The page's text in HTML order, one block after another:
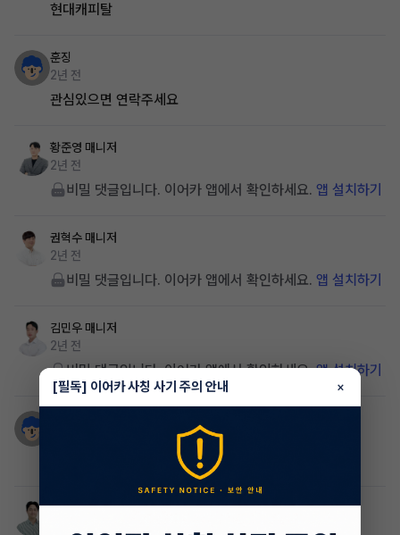
현대캐피탈
훈징
2년 전
관심있으면 연락주세요
황준영 매니저
2년 전
비밀 댓글입니다. 이어카 앱에서 확인하세요. 앱 설치하기
권혁수 매니저
2년 전
비밀 댓글입니다. 이어카 앱에서 확인하세요. 앱 설치하기
김민우 매니저
2년 전
비밀 댓글입니다. 이어카 앱에서 확인하세요.앱 설치하기
관심잇으시면 연락주세요
박잎푸른매니저
[필독] 이어카 사칭 사기 주의 안내 ×